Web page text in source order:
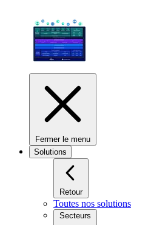
Fermer le menu
Solutions
Retour
Toutes nos solutions
Secteurs